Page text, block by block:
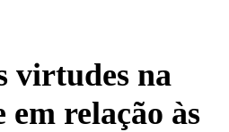
virtudes na
relação às